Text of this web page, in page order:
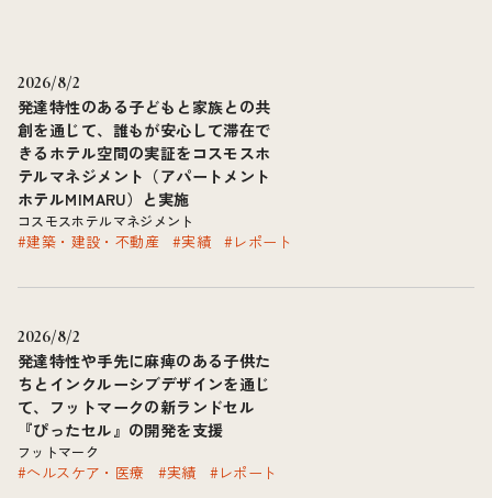
発達特性のある子どもと家族との共
創を通じて、誰もが安心して滞在で
きるホテル空間の実証をコスモスホ
テルマネジメント（アパートメント
ホテルMIMARU）と実施
2026/8/2
コスモスホテルマネジメント
#建築・建設・不動産 #実績 #レポート
発達特性や手先に麻痺のある子供た
ちとインクルーシブデザインを通じ
て、フットマークの新ランドセル
『ぴったセル』の開発を支援
2026/8/2
フットマーク
#ヘルスケア・医療 #実績 #レポート